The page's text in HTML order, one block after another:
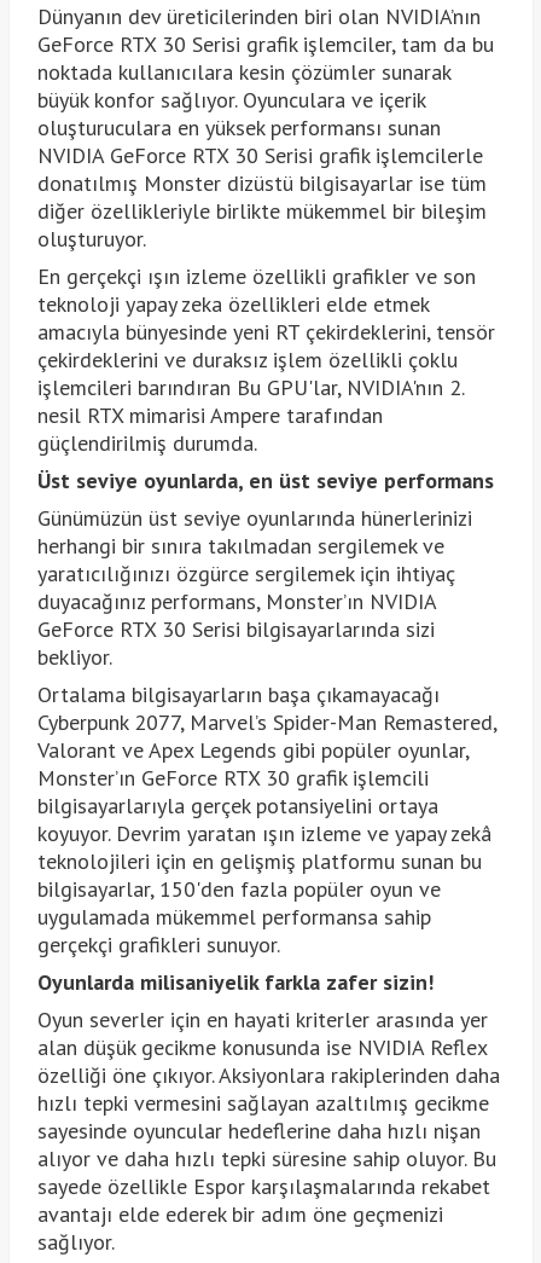
Dünyanın dev üreticilerinden biri olan NVIDIA’nın
GeForce RTX 30 Serisi grafik işlemciler, tam da bu
noktada kullanıcılara kesin çözümler sunarak
büyük konfor sağlıyor. Oyunculara ve içerik
oluşturuculara en yüksek performansı sunan
NVIDIA GeForce RTX 30 Serisi grafik işlemcilerle
donatılmış Monster dizüstü bilgisayarlar ise tüm
diğer özellikleriyle birlikte mükemmel bir bileşim
oluşturuyor.
En gerçekçi ışın izleme özellikli grafikler ve son
teknoloji yapay zeka özellikleri elde etmek
amacıyla bünyesinde yeni RT çekirdeklerini, tensör
çekirdeklerini ve duraksız işlem özellikli çoklu
işlemcileri barındıran Bu GPU'lar, NVIDIA'nın 2.
nesil RTX mimarisi Ampere tarafından
güçlendirilmiş durumda.
Üst seviye oyunlarda, en üst seviye performans
Günümüzün üst seviye oyunlarında hünerlerinizi
herhangi bir sınıra takılmadan sergilemek ve
yaratıcılığınızı özgürce sergilemek için ihtiyaç
duyacağınız performans, Monster’ın NVIDIA
GeForce RTX 30 Serisi bilgisayarlarında sizi
bekliyor.
Ortalama bilgisayarların başa çıkamayacağı
Cyberpunk 2077, Marvel’s Spider-Man Remastered,
Valorant ve Apex Legends gibi popüler oyunlar,
Monster’ın GeForce RTX 30 grafik işlemcili
bilgisayarlarıyla gerçek potansiyelini ortaya
koyuyor. Devrim yaratan ışın izleme ve yapay zekâ
teknolojileri için en gelişmiş platformu sunan bu
bilgisayarlar, 150'den fazla popüler oyun ve
uygulamada mükemmel performansa sahip
gerçekçi grafikleri sunuyor.
Oyunlarda milisaniyelik farkla zafer sizin!
Oyun severler için en hayati kriterler arasında yer
alan düşük gecikme konusunda ise NVIDIA Reflex
özelliği öne çıkıyor. Aksiyonlara rakiplerinden daha
hızlı tepki vermesini sağlayan azaltılmış gecikme
sayesinde oyuncular hedeflerine daha hızlı nişan
alıyor ve daha hızlı tepki süresine sahip oluyor. Bu
sayede özellikle Espor karşılaşmalarında rekabet
avantajı elde ederek bir adım öne geçmenizi
sağlıyor.